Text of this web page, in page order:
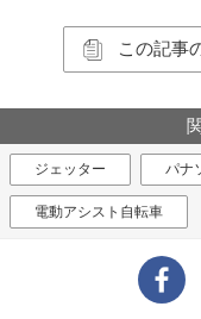
この記事
ジェッター パナ
電動アシスト自転車